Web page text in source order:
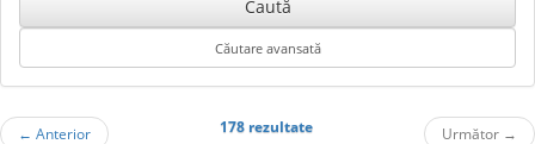
← Anterior 178 rezultate Următor →